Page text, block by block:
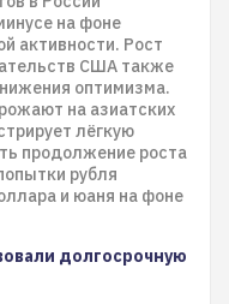
на фоне
активности. Рост
США также
оптимизма.
на азиатских
лёгкую
продолжение роста
рубля
и юаня на фоне
долгосрочную